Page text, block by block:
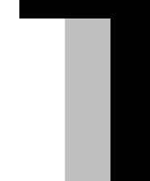
ταχύτερο